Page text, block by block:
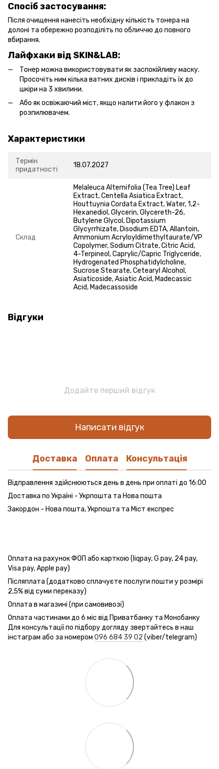
Спосіб застосування:
Після очищення нанесіть необхідну кількість тонера на
долоні та обережно розподіліть по обличчю до повного
вбирання.
Лайфхаки від SKIN&LAB:
Тонер можна використовувати як заспокійливу маску.
Просочіть ним кілька ватних дисків і прикладіть їх до
шкіри на 3 хвилини.
Або як освіжаючий міст, якщо налити його у флакон з
розпилювачем.
Характеристики
Термін
придатності
18.07.2027
Склад
Melaleuca Alternifolia (Tea Tree) Leaf
Extract, Centella Asiatica Extract,
Houttuynia Cordata Extract, Water, 1,2-
Hexanediol, Glycerin, Glycereth-26,
Butylene Glycol, Dipotassium
Glycyrrhizate, Disodium EDTA, Allantoin,
Ammonium Acryloyldimethyltaurate/VP
Copolymer, Sodium Citrate, Citric Acid,
4-Terpineol, Caprylic/Capric Triglyceride,
Hydrogenated Phosphatidylcholine,
Sucrose Stearate, Cetearyl Alcohol,
Asiaticoside, Asiatic Acid, Madecassic
Acid, Madecassoside
Відгуки
Додайте перший відгук
Написати відгук
Доставка Оплата Консультація
Відправлення здійснюються день в день при оплаті до 16:00
Доставка по Україні - Укрпошта та Нова пошта
Закордон - Нова пошта, Укрпошта та Міст експрес
Оплата на рахунок ФОП або карткою (liqpay, G pay, 24 pay,
Visa pay, Apple pay)
Післяплата (додатково сплачуєте послуги пошти у розмірі
2,5% від суми переказу)
Оплата в магазині (при самовивозі)
Оплата частинами до 6 міс від Приватбанку та Монобанку
Для консультації по підбору догляду звертайтесь в наш
інстаграм або за номером 096 684 39 02 (viber/telegram)